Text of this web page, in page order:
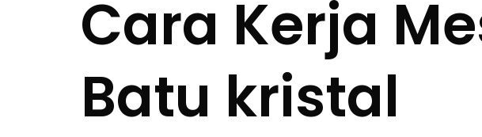
Cara Kerja
Batu kristal